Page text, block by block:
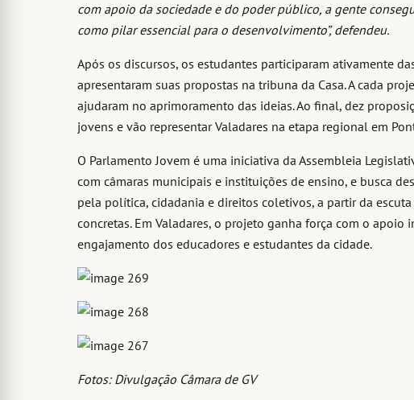
com apoio da sociedade e do poder público, a gente
como pilar essencial para o desenvolvimento”, defendeu.
Após os discursos, os estudantes participaram ativamente
apresentaram suas propostas na tribuna da Casa. A cada
ajudaram no aprimoramento das ideias. Ao final, dez
jovens e vão representar Valadares na etapa regional em
O Parlamento Jovem é uma iniciativa da Assembleia
com câmaras municipais e instituições de ensino, e busca
pela política, cidadania e direitos coletivos, a partir da
concretas. Em Valadares, o projeto ganha força com o apoio
engajamento dos educadores e estudantes da cidade.
Fotos: Divulgação Câmara de GV